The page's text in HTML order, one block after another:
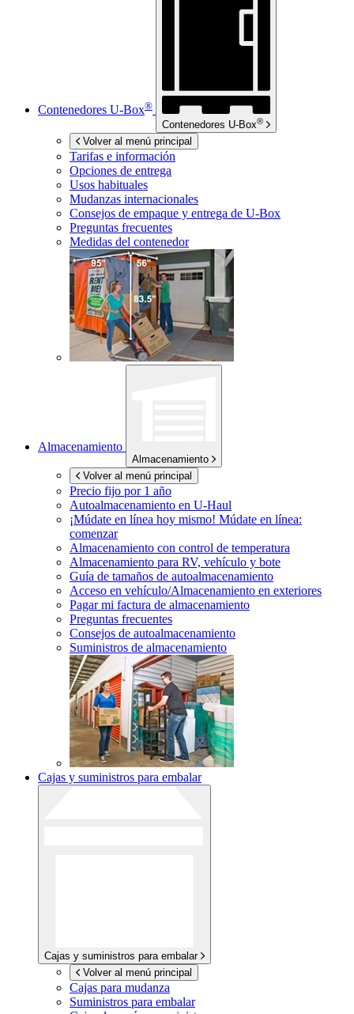
Contenedores U-Box®
Contenedores U-Box®
Volver al menú principal
Tarifas e información
Opciones de entrega
Usos habituales
Mudanzas internacionales
Consejos de empaque y entrega de U-Box
Preguntas frecuentes
Medidas del contenedor
Almacenamiento
Almacenamiento
Volver al menú principal
Precio fijo por 1 año
Autoalmacenamiento en U-Haul
¡Múdate en línea hoy mismo! Múdate en línea:
comenzar
Almacenamiento con control de temperatura
Almacenamiento para RV, vehículo y bote
Guía de tamaños de autoalmacenamiento
Acceso en vehículo/Almacenamiento en exteriores
Pagar mi factura de almacenamiento
Preguntas frecuentes
Consejos de autoalmacenamiento
Suministros de almacenamiento
Cajas y suministros para embalar
Cajas y suministros para embalar
Volver al menú principal
Cajas para mudanza
Suministros para embalar